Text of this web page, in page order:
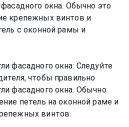
окна. Обычно это
крепежных винтов и
с оконной рамы и
фасадного окна: Следуйте
чтобы правильно
фасадного окна. Обычно
петель на оконной раме и
винтов.